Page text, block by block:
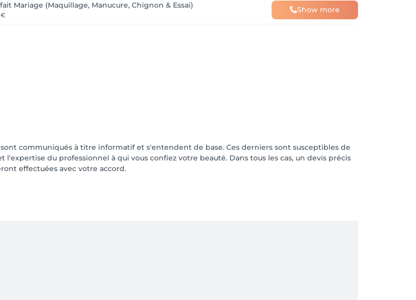
Mariage (Maquillage, Manucure, Chignon & Essai)
€
Show more
communiqués à titre informatif et s'entendent de base. Ces derniers sont susceptibles de
l'expertise du professionnel à qui vous confiez votre beauté. Dans tous les cas, un devis précis
effectuées avec votre accord.